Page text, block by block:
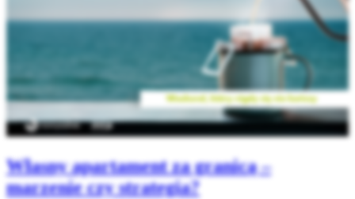
Własny apartament za granicą –
marzenie czy strategia?